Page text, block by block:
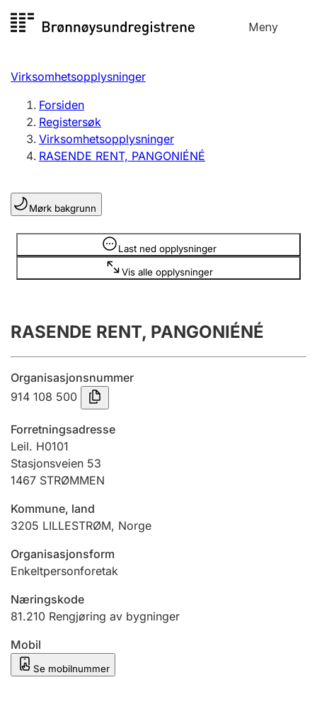
til
Meny
Registersøk
Aksjeselskap
Enkeltpersonforetak
Registrere, endre, slette
Lag og forening
Registrere, endre, slette
Årsregnskap
Innsending og forsinkelsesgebyr
Tinglysing
Jeger
Betaling og jegeravgiftskort
Ektepaktveileder
Andre tema
Virksomhetsopplysninger
Forsiden
Registersøk
Virksomhetsopplysninger
RASENDE RENT, PANGONIÉNÉ
Mørk bakgrunn
Last ned opplysninger
Vis alle opplysninger
Opplysninger er skjult
RASENDE RENT, PANGONIÉNÉ
Organisasjonsnummer
914 108 500
Forretningsadresse
Leil. H0101
Stasjonsveien 53
1467 STRØMMEN
Kommune, land
3205 LILLESTRØM, Norge
Organisasjonsform
Enkeltpersonforetak
Næringskode
81.210 Rengjøring av bygninger
Mobil
Se mobilnummer